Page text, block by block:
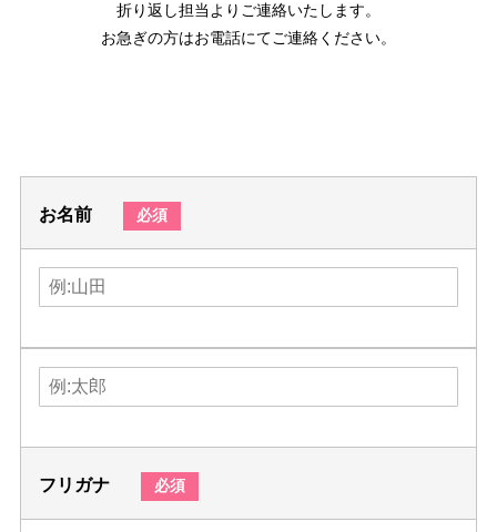
折り返し担当よりご連絡いたします。
お急ぎの方はお電話にてご連絡ください。
お名前 必須
フリガナ 必須